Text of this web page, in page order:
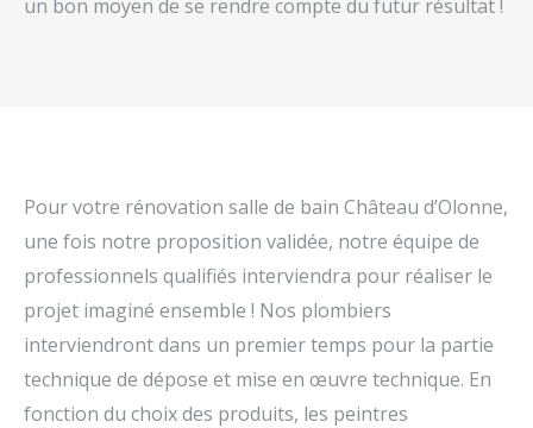
un bon moyen de se rendre compte du futur résultat !
Pour votre rénovation salle de bain Château d’Olonne,
une fois notre proposition validée, notre équipe de
professionnels qualifiés interviendra pour réaliser le
projet imaginé ensemble ! Nos plombiers
interviendront dans un premier temps pour la partie
technique de dépose et mise en œuvre technique. En
fonction du choix des produits, les peintres